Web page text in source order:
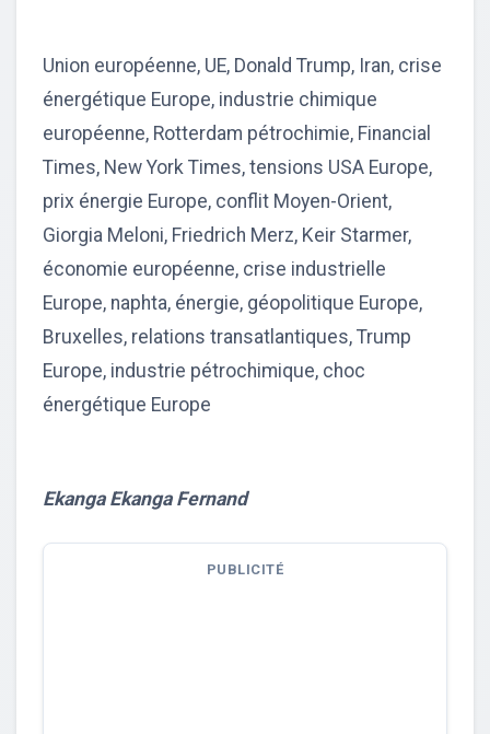
Union européenne, UE, Donald Trump, Iran, crise
énergétique Europe, industrie chimique
européenne, Rotterdam pétrochimie, Financial
Times, New York Times, tensions USA Europe,
prix énergie Europe, conflit Moyen-Orient,
Giorgia Meloni, Friedrich Merz, Keir Starmer,
économie européenne, crise industrielle
Europe, naphta, énergie, géopolitique Europe,
Bruxelles, relations transatlantiques, Trump
Europe, industrie pétrochimique, choc
énergétique Europe
Ekanga Ekanga Fernand
PUBLICITÉ